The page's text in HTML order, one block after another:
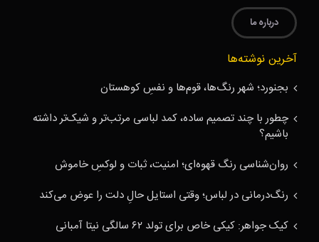
درباره ما
آخرین نوشته‌ها
بجنورد؛ شهر رنگ‌ها، قوم‌ها و نفسِ کوهستان
چطور با چند تصمیم ساده، کمد لباسی مرتب‌تر و شیک‌تر داشته
باشیم؟
روان‌شناسی رنگ قهوه‌ای؛ امنیت، ثبات و لوکسِ خاموش
رنگ‌درمانی در لباس؛ وقتی استایل حالِ دلت را عوض می‌کند
کیک جواهر: کیکی خاص برای تولد ۶۲ سالگی نیتا آمبانی